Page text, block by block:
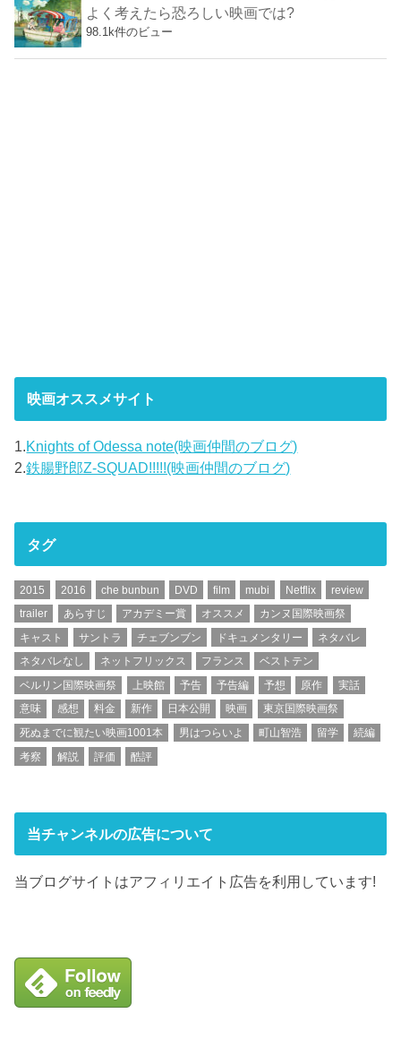
よく考えたら恐ろしい映画では?
98.1k件のビュー
映画オススメサイト
1.Knights of Odessa note(映画仲間のブログ)
2.鉄腸野郎Z-SQUAD!!!!!(映画仲間のブログ)
タグ
2015 2016 che bunbun DVD film mubi Netflix
review
trailer
あらすじ アカデミー賞 オススメ
カンヌ国際映画祭
キャスト
サントラ チェブンブン ドキュメンタリー
ネタバレ
ネタバレなし
ネットフリックス フランス
ベストテン
ベルリン国際映画祭
上映館 予告 予告編 予想 原作
実話
意味
感想 料金 新作 日本公開 映画
東京国際映画祭
死ぬまでに観たい映画1001本
男はつらいよ 町山智浩 留学
続編
考察
解説 評価 酷評
当チャンネルの広告について
当ブログサイトはアフィリエイト広告を利用しています!